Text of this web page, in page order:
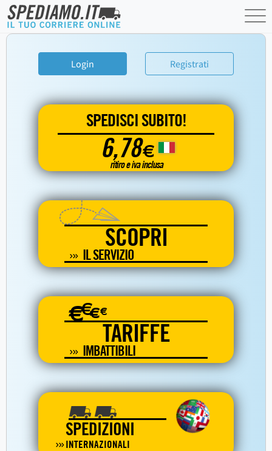
Login Registrati
SPEDISCI SUBITO!
6,78€
ritiro e iva inclusa
SCOPRI
IL SERVIZIO
€€€€
TARIFFE
IMBATTIBILI
SPEDIZIONI
INTERNAZIONALI